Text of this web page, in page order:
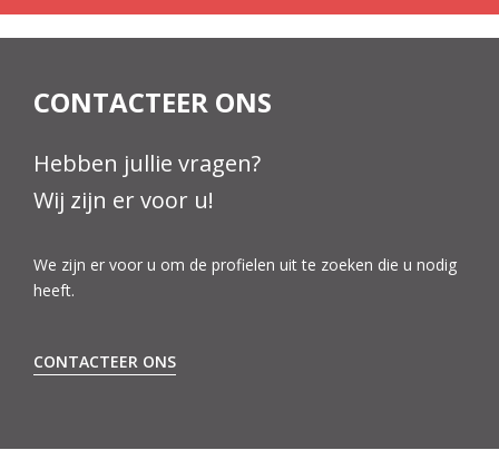
CONTACTEER ONS
Hebben jullie vragen?
Wij zijn er voor u!
We zijn er voor u om de profielen uit te zoeken die u nodig
heeft.
CONTACTEER ONS